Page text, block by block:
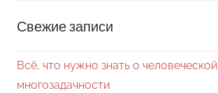
Свежие записи
Всё, что нужно знать о человеческой
многозадачности